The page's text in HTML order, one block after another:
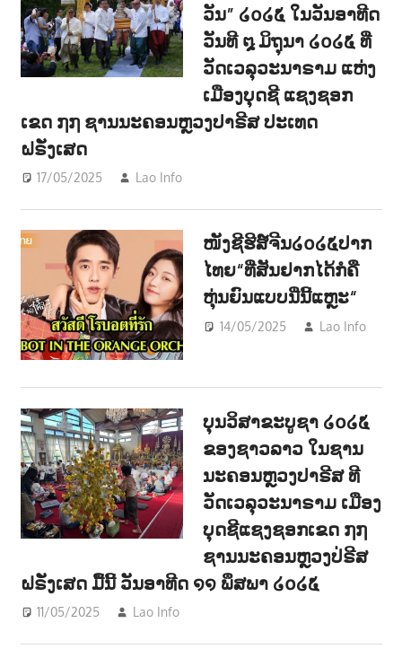
ວັນ” ໒໐໒໕ ໃນວັນອາທີດ
ວັນທີ ໘ ມິຖຸນາ ໒໐໒໕ ທີ່
ວັດເວລຸວະນາຣາມ ແຫ່ງ
ເມືອງບຸດຊີ ແຊງຊອກ
ເຂດ ໗໗ ຊານນະຄອນຫຼວງປາຣີສ ປະເທດ
ຝຣັ່ງເສດ
17/05/2025 Lao Info
ໜັງຊີຮີສ໌ຈີນ໒໐໒໕ປາກ
ໄທຍ“ທີ່ສັນຢາກໄດ້ກໍຄື
ຫຸ່ນຍົນແບບນີ່ນີ້ແຫຼະ“
14/05/2025 Lao Info
ບຸນວິສາຂະບູຊາ ໒໐໒໕
ຂອງຊາວລາວ ໃນຊານ
ນະຄອນຫຼວງປາຣີສ ທີ
ວັດເວລຸວະນາຣາມ ເມືອງ
ບຸດຊີແຊງຊອກເຂດ ໗໗
ຊານນະຄອນຫຼວງປ່ຣີສ
ຝຣັ່ງເສດ ມື້ນີ້ ວັນອາທີດ ໑໑ ພຶສພາ ໒໐໒໕
11/05/2025 Lao Info